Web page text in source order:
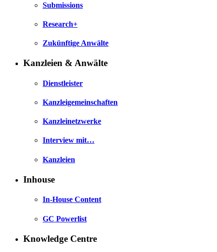
Submissions
Research+
Zukünftige Anwälte
Kanzleien & Anwälte
Dienstleister
Kanzleigemeinschaften
Kanzleinetzwerke
Interview mit…
Kanzleien
Inhouse
In-House Content
GC Powerlist
Knowledge Centre